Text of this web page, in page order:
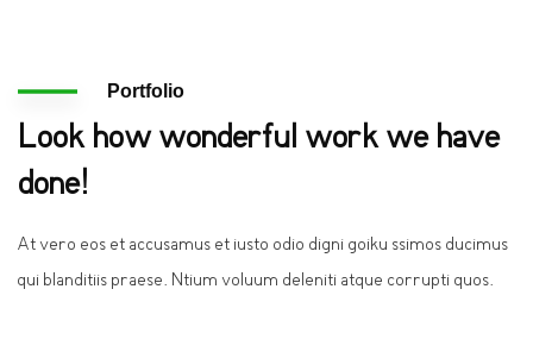
Portfolio
Look how wonderful work we have
done!
At vero eos et accusamus et iusto odio digni goiku ssimos ducimus
qui blanditiis praese. Ntium voluum deleniti atque corrupti quos.